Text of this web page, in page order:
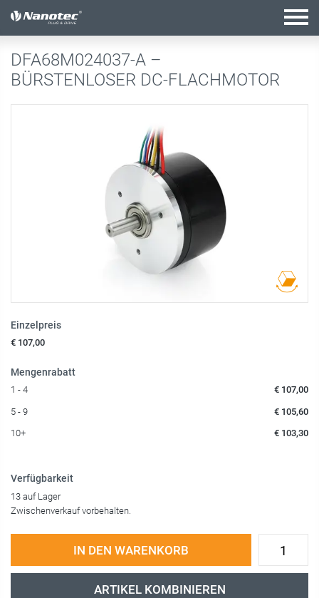
Aktive Kombination
DFA68M024037-A –
BÜRSTENLOSER DC-FLACHMOTOR
Einzelpreis
€ 107,00
Mengenrabatt
1 - 4 € 107,00
5 - 9 € 105,60
10+ € 103,30
Verfügbarkeit
13 auf Lager
Zwischenverkauf vorbehalten.
IN DEN WARENKORB
ARTIKEL KOMBINIEREN